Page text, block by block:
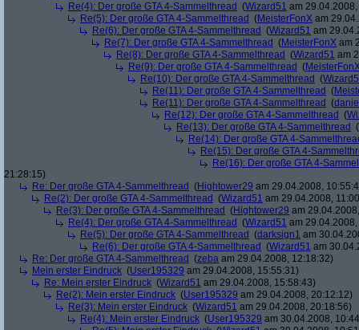
Re(4): Der große GTA 4-Sammelthread (Wizard51 am
Re(5): Der große GTA 4-Sammelthread (MeisterFonX am
Re(6): Der große GTA 4-Sammelthread (Wizard51 am
Re(7): Der große GTA 4-Sammelthread (MeisterFonX am
Re(8): Der große GTA 4-Sammelthread (Wizard51 am
Re(9): Der große GTA 4-Sammelthread (
Re(10): Der große GTA 4-Sammelthread (
Re(11): Der große GTA 4-Sammelthread (
Re(11): Der große GTA 4-Sammelthread (
Re(12): Der große GTA 4-Sammelthread (
Re(13): Der große GTA 4-Sammelthread (
Re(14): Der große GTA 4-
Re(15): Der große GTA 4-
Re(16): Der große GTA 4-
21:28:15)
Re: Der große GTA 4-Sammelthread (Hightower29 am 29.04.2008,
Re(2): Der große GTA 4-Sammelthread (Wizard51 am 29.04.2008,
Re(3): Der große GTA 4-Sammelthread (Hightower29 am
Re(4): Der große GTA 4-Sammelthread (Wizard51 am
Re(5): Der große GTA 4-Sammelthread (darksign1 am
Re(6): Der große GTA 4-Sammelthread (Wizard51 am
Re: Der große GTA 4-Sammelthread (zeba am 29.04.2008, 12:18:32)
Mein erster Eindruck (User195329 am 29.04.2008, 15:55:31)
Re: Mein erster Eindruck (Wizard51 am 29.04.2008, 15:58:43)
Re(2): Mein erster Eindruck (User195329 am 29.04.2008, 20:12:12)
Re(3): Mein erster Eindruck (Wizard51 am 29.04.2008, 20:18:56)
Re(4): Mein erster Eindruck (User195329 am 30.04.2008,